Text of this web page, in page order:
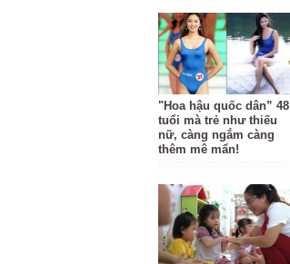
"Hoa hậu quốc dân” 48
tuổi mà trẻ như thiếu
nữ, càng ngắm càng
thêm mê mẩn!